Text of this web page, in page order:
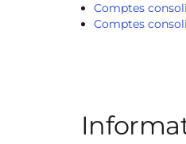
Comptes
Comptes